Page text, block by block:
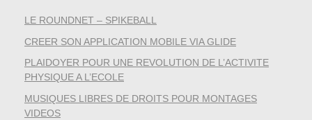
LE ROUNDNET – SPIKEBALL
CREER SON APPLICATION MOBILE VIA GLIDE
PLAIDOYER POUR UNE REVOLUTION DE L’ACTIVITE
PHYSIQUE A L’ECOLE
MUSIQUES LIBRES DE DROITS POUR MONTAGES
VIDEOS